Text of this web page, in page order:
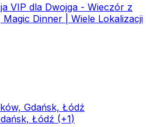
VIP dla Dwojga - Wieczór z
Dinner | Wiele Lokalizacji
Gdańsk, Łódź
Łódź (+1)